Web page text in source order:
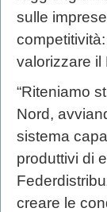
sulle
valorizzare il
“Riteniamo
Nord,
sistema
produttivi di
creare le